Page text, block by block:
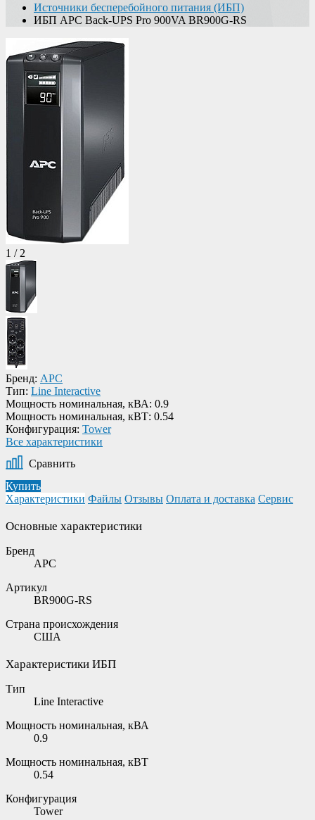
Источники бесперебойного питания (ИБП)
ИБП APC Back-UPS Pro 900VA BR900G-RS
1 / 2
Бренд: APC
Тип: Line Interactive
Мощность номинальная, кВА: 0.9
Мощность номинальная, кВТ: 0.54
Конфигурация: Tower
Все характеристики
Сравнить
Купить
Характеристики Файлы Отзывы Оплата и доставка Сервис
Основные характеристики
Бренд
APC
Артикул
BR900G-RS
Страна происхождения
США
Характеристики ИБП
Тип
Line Interactive
Мощность номинальная, кВА
0.9
Мощность номинальная, кВТ
0.54
Конфигурация
Tower